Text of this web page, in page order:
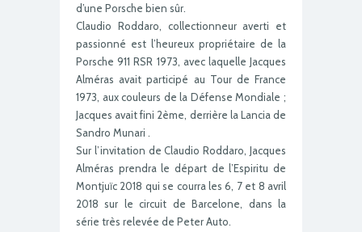
d’une Porsche bien sûr.
Claudio Roddaro, collectionneur averti et
passionné est l’heureux propriétaire de la
Porsche 911 RSR 1973, avec laquelle Jacques
Alméras avait participé au Tour de France
1973, aux couleurs de la Défense Mondiale ;
Jacques avait fini 2ème, derrière la Lancia de
Sandro Munari .
Sur l’invitation de Claudio Roddaro, Jacques
Alméras prendra le départ de l’Espiritu de
Montjuïc 2018 qui se courra les 6, 7 et 8 avril
2018 sur le circuit de Barcelone, dans la
série très relevée de Peter Auto.